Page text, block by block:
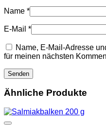
Name *
E-Mail *
Name, E-Mail-Adresse
für meinen nächsten
Ähnliche Produkte